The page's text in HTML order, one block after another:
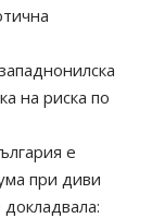
на риска по
е
при диви